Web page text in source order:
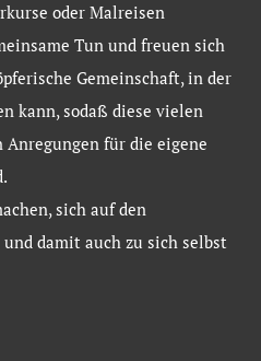
oder Malreisen
Tun und freuen sich
Gemeinschaft, in der
kann, sodaß diese vielen
für die eigene
sich auf den
damit auch zu sich selbst